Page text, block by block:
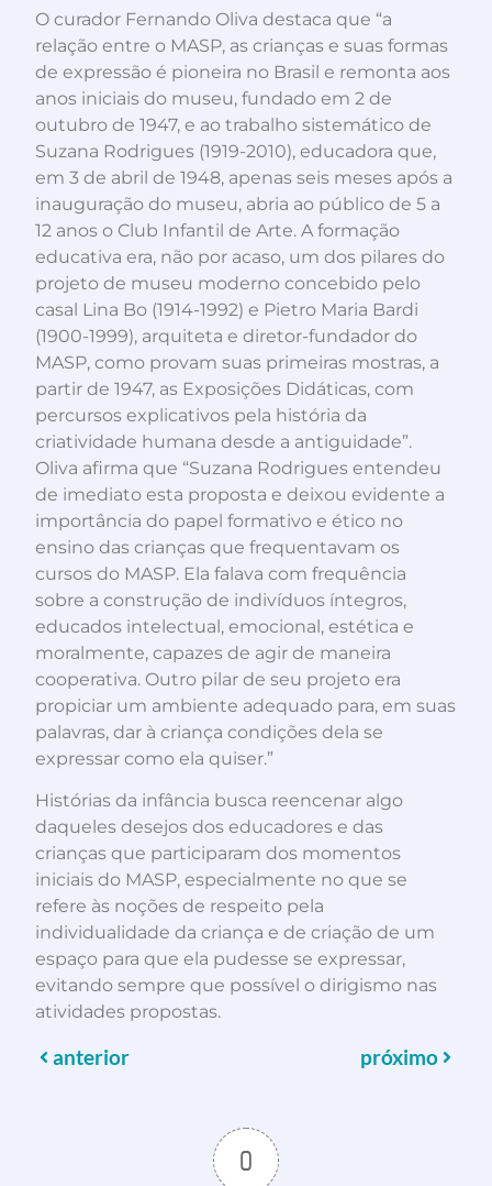
O curador Fernando Oliva destaca que “a
relação entre o MASP, as crianças e suas formas
de expressão é pioneira no Brasil e remonta aos
anos iniciais do museu, fundado em 2 de
outubro de 1947, e ao trabalho sistemático de
Suzana Rodrigues (1919-2010), educadora que,
em 3 de abril de 1948, apenas seis meses após a
inauguração do museu, abria ao público de 5 a
12 anos o Club Infantil de Arte. A formação
educativa era, não por acaso, um dos pilares do
projeto de museu moderno concebido pelo
casal Lina Bo (1914-1992) e Pietro Maria Bardi
(1900-1999), arquiteta e diretor-fundador do
MASP, como provam suas primeiras mostras, a
partir de 1947, as Exposições Didáticas, com
percursos explicativos pela história da
criatividade humana desde a antiguidade”.
Oliva afirma que “Suzana Rodrigues entendeu
de imediato esta proposta e deixou evidente a
importância do papel formativo e ético no
ensino das crianças que frequentavam os
cursos do MASP. Ela falava com frequência
sobre a construção de indivíduos íntegros,
educados intelectual, emocional, estética e
moralmente, capazes de agir de maneira
cooperativa. Outro pilar de seu projeto era
propiciar um ambiente adequado para, em suas
palavras, dar à criança condições dela se
expressar como ela quiser.”
Histórias da infância busca reencenar algo
daqueles desejos dos educadores e das
crianças que participaram dos momentos
iniciais do MASP, especialmente no que se
refere às noções de respeito pela
individualidade da criança e de criação de um
espaço para que ela pudesse se expressar,
evitando sempre que possível o dirigismo nas
atividades propostas.
anterior próximo
0